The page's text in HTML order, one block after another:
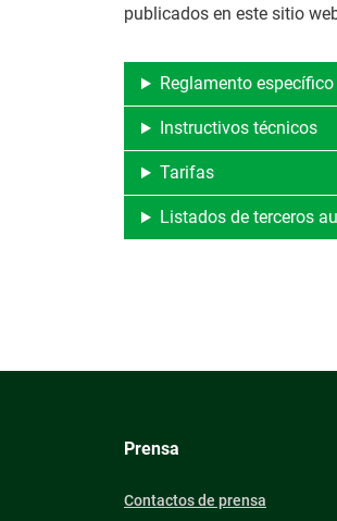
publicados en este sitio
Reglamento específico
Instructivos técnicos
Tarifas
Listados de terceros
Prensa
Contactos de prensa